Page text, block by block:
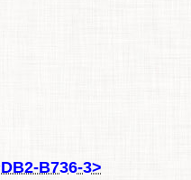
B736-3>